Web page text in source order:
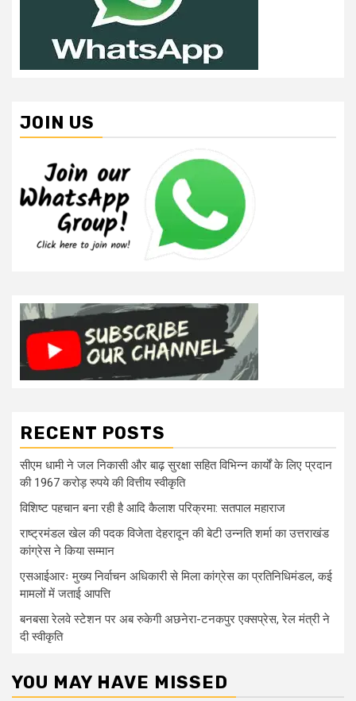
JOIN US
RECENT POSTS
सीएम धामी ने जल निकासी और बाढ़ सुरक्षा सहित विभिन्न कार्यों के लिए प्रदान
की 1967 करोड़ रुपये की वित्तीय स्वीकृति
विशिष्ट पहचान बना रही है आदि कैलाश परिक्रमा: सतपाल महाराज
राष्ट्रमंडल खेल की पदक विजेता देहरादून की बेटी उन्नति शर्मा का उत्तराखंड
कांग्रेस ने किया सम्मान
एसआईआरः मुख्य निर्वाचन अधिकारी से मिला कांग्रेस का प्रतिनिधिमंडल, कई
मामलों में जताई आपत्ति
बनबसा रेलवे स्टेशन पर अब रुकेगी अछनेरा-टनकपुर एक्सप्रेस, रेल मंत्री ने
दी स्वीकृति
YOU MAY HAVE MISSED